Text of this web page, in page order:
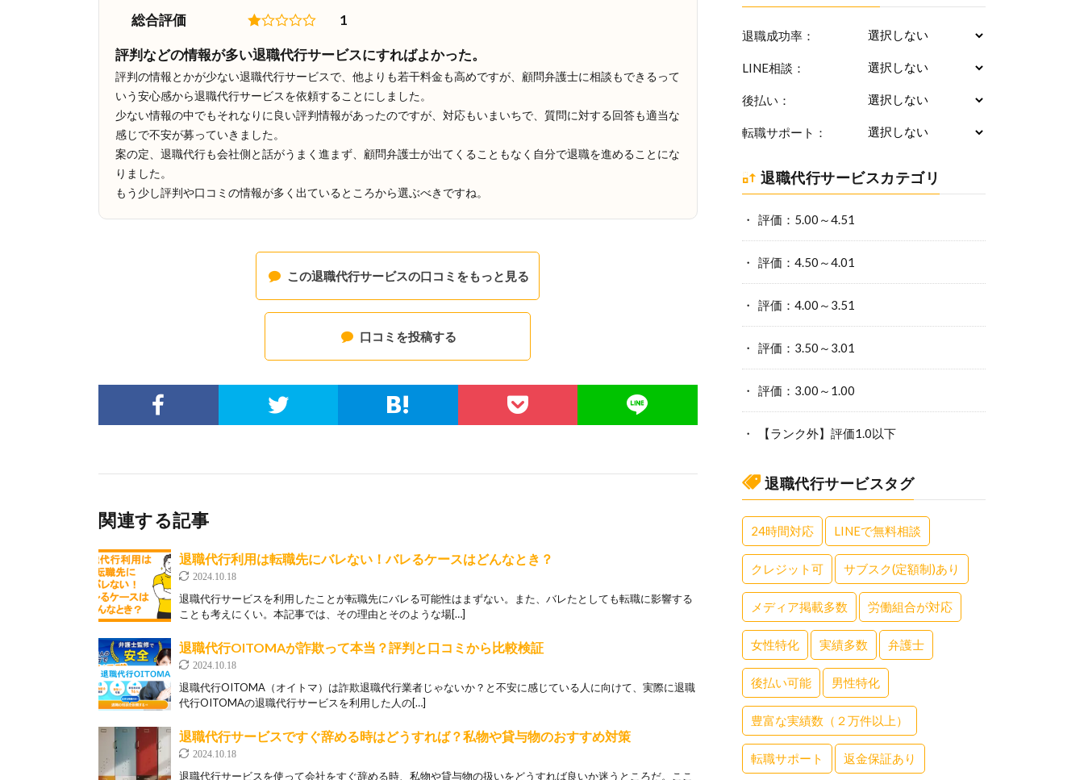
総合評価 1
評判などの情報が多い退職代行サービスにすればよかった。
評判の情報とかが少ない退職代行サービスで、他よりも若干料金も高めですが、顧問弁護士に相談もできるって
いう安心感から退職代行サービスを依頼することにしました。
少ない情報の中でもそれなりに良い評判情報があったのですが、対応もいまいちで、質問に対する回答も適当な
感じで不安が募っていきました。
案の定、退職代行も会社側と話がうまく進まず、顧問弁護士が出てくることもなく自分で退職を進めることにな
りました。
もう少し評判や口コミの情報が多く出ているところから選ぶべきですね。
この退職代行サービスの口コミをもっと見る
口コミを投稿する
関連する記事
退職代行利用は転職先にバレない！バレるケースはどんなとき？
2024.10.18
退職代行サービスを利用したことが転職先にバレる可能性はまずない。また、バレたとしても転職に影響する
ことも考えにくい。本記事では、その理由とそのような場[…]
退職代行OITOMAが詐欺って本当？評判と口コミから比較検証
2024.10.18
退職代行OITOMA（オイトマ）は詐欺退職代行業者じゃないか？と不安に感じている人に向けて、実際に退職
代行OITOMAの退職代行サービスを利用した人の[…]
退職代行サービスですぐ辞める時はどうすれば？私物や貸与物のおすすめ対策
2024.10.18
退職代行サービスを使って会社をすぐ辞める時、私物や貸与物の扱いをどうすれば良いか迷うところだ。ここ
退職成功率：
LINE相談：
後払い：
転職サポート：
退職代行サービスカテゴリ
評価：5.00～4.51
評価：4.50～4.01
評価：4.00～3.51
評価：3.50～3.01
評価：3.00～1.00
【ランク外】評価1.0以下
退職代行サービスタグ
24時間対応 LINEで無料相談
クレジット可 サブスク(定額制)あり
メディア掲載多数 労働組合が対応
女性特化 実績多数 弁護士
後払い可能 男性特化
豊富な実績数（２万件以上）
転職サポート 返金保証あり